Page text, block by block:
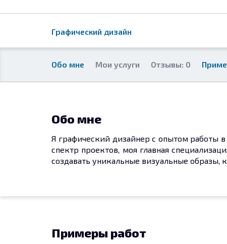
Графический дизайн
Обо мне Мои услуги Отзывы: 0
Обо мне
Я графический дизайнер с опытом работы
спектр проектов, моя главная
создавать уникальные визуальные образы,
Примеры работ